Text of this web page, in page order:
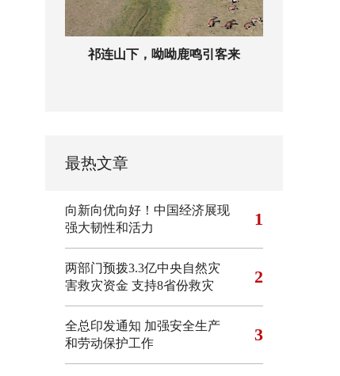
祁连山下，呦呦鹿鸣引客来
最热文章
向新向优向好！中国经济展现
强大韧性和活力
1
两部门预拨3.3亿中央自然灾
害救灾资金 支持8省份救灾
2
全总印发通知 加强安全生产
和劳动保护工作
3